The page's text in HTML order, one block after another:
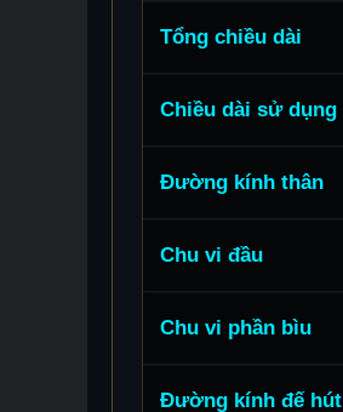
Tổng chiều dài
Chiều dài sử dụng
Đường kính thân
Chu vi đầu
Chu vi phần bìu
Đường kính đế hút